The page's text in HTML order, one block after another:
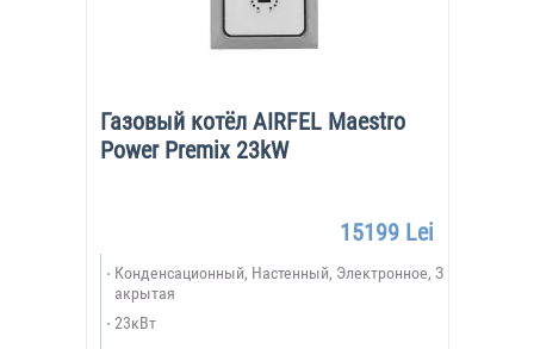
Газовый котёл AIRFEL Maestro
Power Premix 23kW
15199 Lei
Конденсационный, Настенный, Электронное, З
акрытая
23кВт